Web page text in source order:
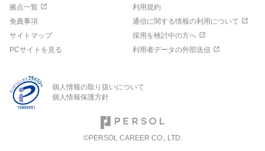
拠点一覧
利用規約
免責事項
通信に関する情報の利用について
サイトマップ
採用を検討中の方へ
PCサイトを見る
利用者データの外部送信
個人情報の取り扱いについて
個人情報保護方針
©PERSOL CAREER CO., LTD.